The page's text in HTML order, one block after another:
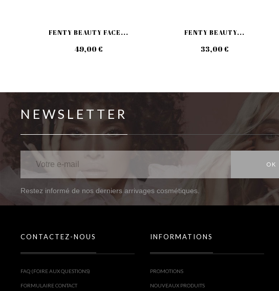
FENTY BEAUTY FACE...
49,00 €
FENTY BEAUTY...
33,00 €
NEWSLETTER
OK
Restez informé de nos derniers arrivages cosmétiques.
CONTACTEZ-NOUS
FAQ (FOIRE AUX QUESTIONS)
FORMULAIRE CONTACT
INFORMATIONS
PROMOTIONS
NOUVEAUX PRODUITS